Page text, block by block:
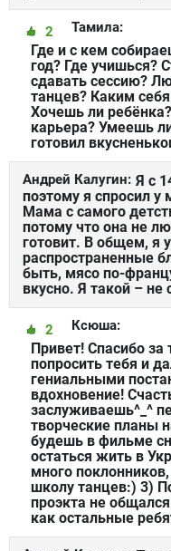
Тамила:
2
Где и с кем
год? Где учишься?
сдавать сессию?
танцев? Каким
Хочешь ли
карьера? Умеешь
готовил
Андрей Калугин: Я с
поэтому я спросил
Мама с самого
потому что она не
готовит. В общем, я
распространенные
быть, мясо по-
вкусно. Я такой – не
Ксюша:
2
Привет! Спасибо за
попросить тебя и
гениальными
вдохновение!
заслуживаешь^_^
творческие планы
будешь в фильме
остаться жить в
много
школу танцев:) 3)
проэкта не
как остальные